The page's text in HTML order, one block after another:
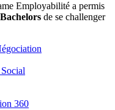
Employabilité a permis
Bachelors de se challenger
360